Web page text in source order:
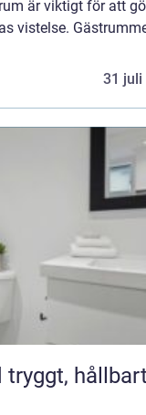
är viktigt för att
vistelse.
31 juli